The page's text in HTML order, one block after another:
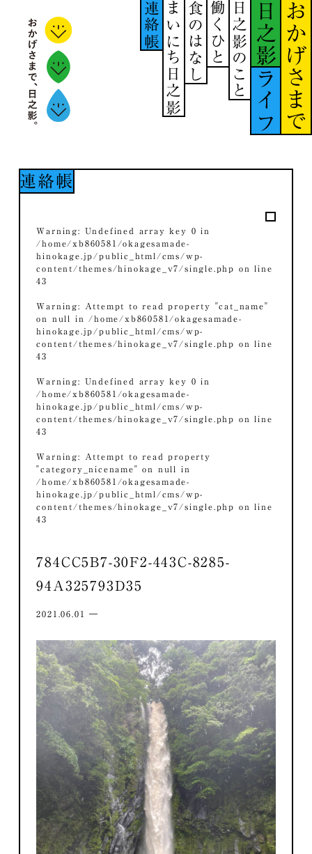
おかげさまで
日之影
ライフ
日之影のこと
働くひと
食のはなし
まいにち日之影
連絡帳
連絡帳
Warning: Undefined array key 0 in
/home/xb860581/okagesamade-
hinokage.jp/public_html/cms/wp-
content/themes/hinokage_v7/single.php
on line
43
Warning: Attempt to read property "cat_name"
on null in /home/xb860581/okagesamade-
hinokage.jp/public_html/cms/wp-
content/themes/hinokage_v7/single.php
on line
43
Warning: Undefined array key 0 in
/home/xb860581/okagesamade-
hinokage.jp/public_html/cms/wp-
content/themes/hinokage_v7/single.php
on line
43
Warning: Attempt to read property
"category_nicename" on null in
/home/xb860581/okagesamade-
hinokage.jp/public_html/cms/wp-
content/themes/hinokage_v7/single.php
on line
43
784CC5B7-30F2-443C-8285-
94A325793D35
2021.06.01 ―